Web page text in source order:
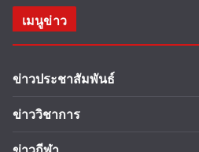
เมนูข่าว
ข่าวประชาสัมพันธ์
ข่าววิชาการ